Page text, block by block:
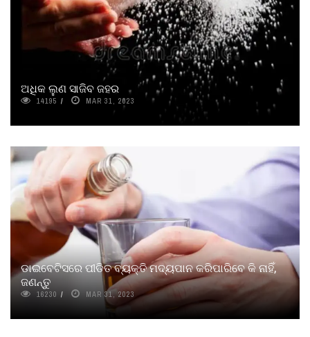
ଅଧିକ ଲୁଣ ସାଜିବ ଜହର
14195 MAR 31, 2023
ଡାଇବେଟିସରେ ପୀଡିତ ବ୍ୟକ୍ତି ମଦ୍ୟପାନ କରିପାରିବେ କି ନାହିଁ,
ଜଣନ୍ତୁ
16230 MAR 31, 2023